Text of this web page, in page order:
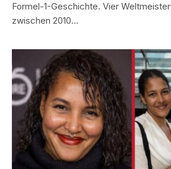
Formel-1-Geschichte. Vier
zwischen 2010…